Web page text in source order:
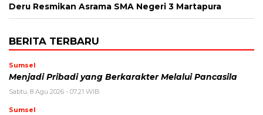
Deru Resmikan Asrama SMA Negeri 3 Martapura
BERITA TERBARU
Sumsel
Menjadi Pribadi yang Berkarakter Melalui Pancasila
Sabtu, 8 Agu 2026 - 07:21 WIB
Sumsel